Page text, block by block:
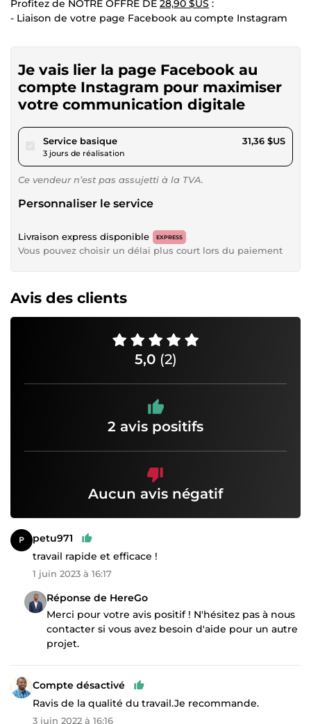
Profitez de NOTRE OFFRE DE 28,90 $US :
- Liaison de votre page Facebook au compte Instagram
Je vais lier la page Facebook au
compte Instagram pour maximiser
votre communication digitale
Service basiquepour 28,90 $US
3 jours de réalisation
31,36 $US
Ce vendeur n’est pas assujetti à la TVA.
Personnaliser le service
Livraison express disponible EXPRESS
Vous pouvez choisir un délai plus court lors du paiement
Avis des clients
5,0 (2)
2 avis positifs
Aucun avis négatif
petu971
travail rapide et efficace !
1 juin 2023 à 16:17
Réponse de HereGo
Merci pour votre avis positif ! N'hésitez pas à nous
contacter si vous avez besoin d'aide pour un autre
projet.
Compte désactivé
Ravis de la qualité du travail.Je recommande.
3 juin 2022 à 16:16